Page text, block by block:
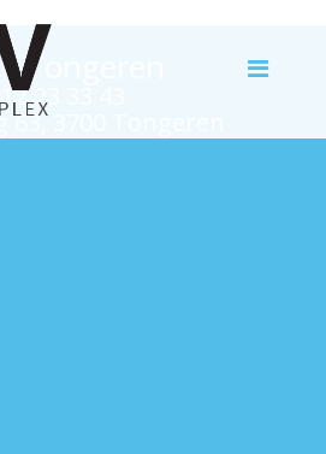
Tongeren
23 33 43
3700 Tongeren